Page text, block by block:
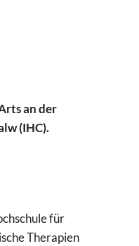
an der
(IHC).
für
Therapien